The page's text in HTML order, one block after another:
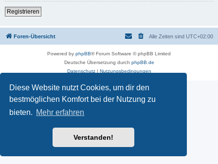
Diese Website nutzt Cookies, um dir den
bestmöglichen Komfort bei der Nutzung zu
bieten. Mehr erfahren
Verstanden!
Registrieren
Foren-Übersicht Alle Zeiten sind UTC+02:00
Powered by phpBB® Forum Software © phpBB Limited
Deutsche Übersetzung durch phpBB.de
Datenschutz| Nutzungsbedingungen